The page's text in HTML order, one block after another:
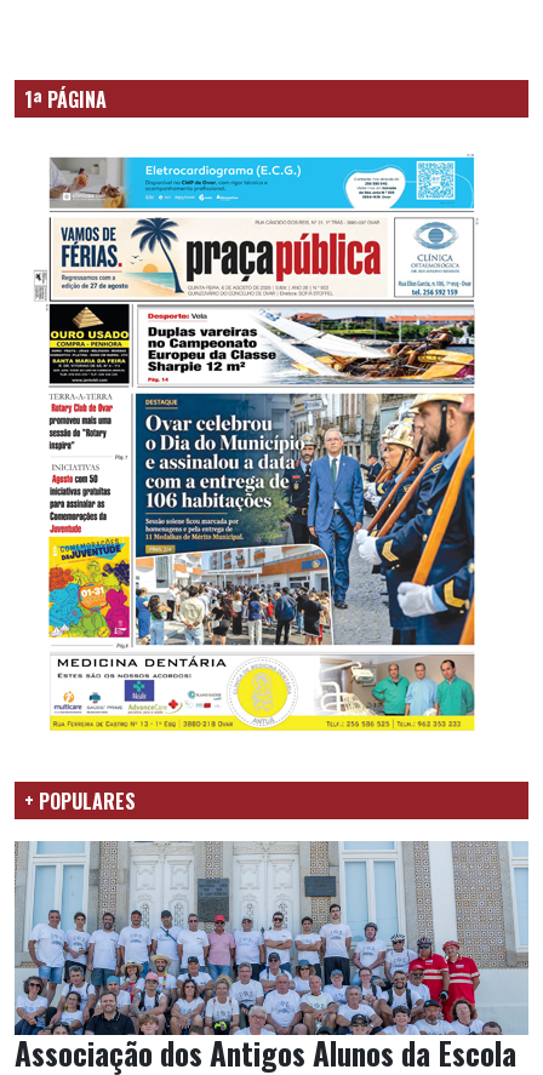
1ª PÁGINA
+ POPULARES
Associação dos Antigos Alunos da Escola